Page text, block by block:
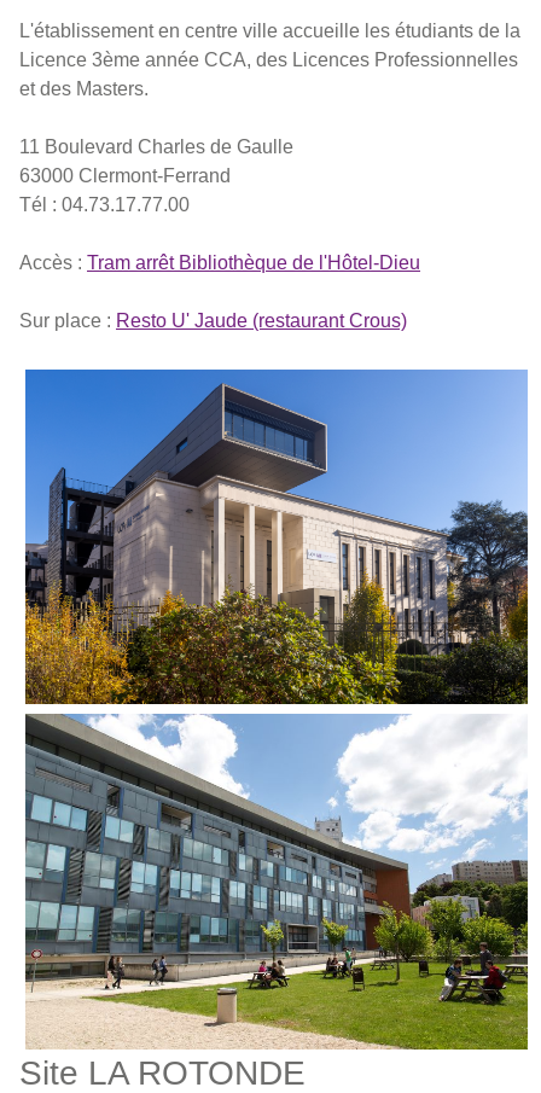
L'établissement en centre ville accueille les étudiants de la
Licence 3ème année CCA, des Licences Professionnelles
et des Masters.
11 Boulevard Charles de Gaulle
63000 Clermont-Ferrand
Tél : 04.73.17.77.00
Accès : Tram arrêt Bibliothèque de l'Hôtel-Dieu
Sur place : Resto U' Jaude (restaurant Crous)
Site LA ROTONDE